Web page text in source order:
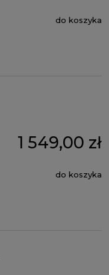
do koszyka
1 549,00 zł
do koszyka